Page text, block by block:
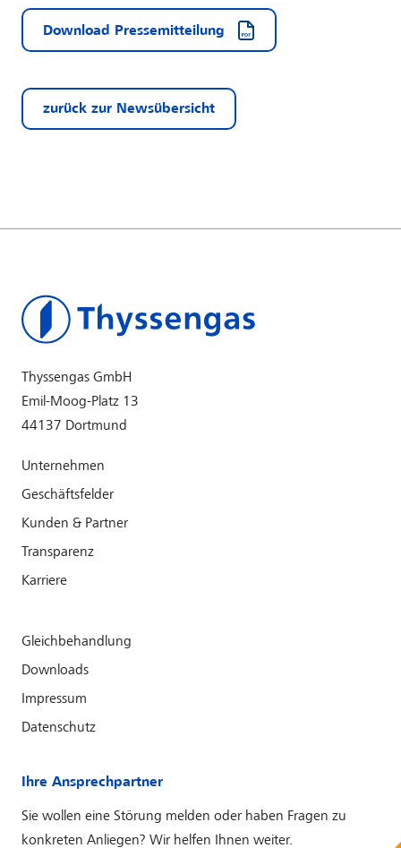
Download Pressemitteilung
zurück zur Newsübersicht
Thyssengas GmbH
Emil-Moog-Platz 13
44137 Dortmund
Unternehmen
Geschäftsfelder
Kunden & Partner
Transparenz
Karriere
Gleichbehandlung
Downloads
Impressum
Datenschutz
Ihre Ansprechpartner
Sie wollen eine Störung melden oder haben Fragen zu
konkreten Anliegen? Wir helfen Ihnen weiter.